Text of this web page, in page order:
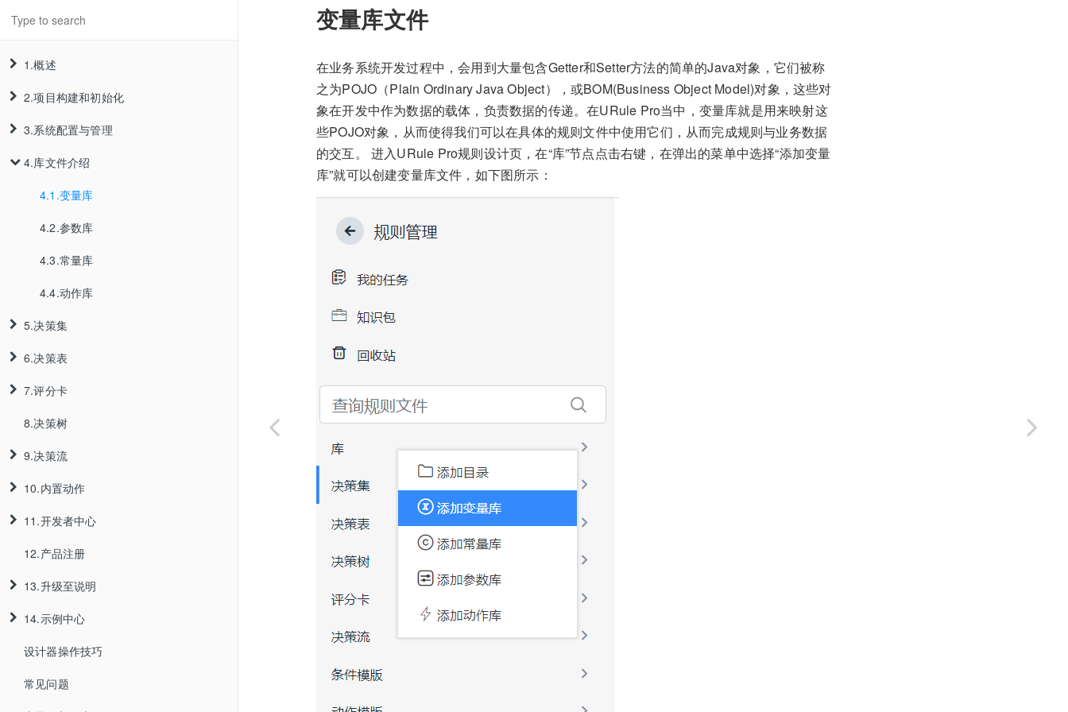
1.概述
1.1.简介
1.2.架构
1.3.运行方式
1.4.产品新特性
1.5.产品白皮书
1.6.技术资料来源
2.项目构建和初始化
2.1.项目构建
2.1.1.标准Web项目
2.1.2.基于Maven
2.1.3. 基于Spring-Boot
2.1.4.基于Docker镜像安装
2.2. 项目初始化
2.2.1.内置数据源
2.2.2.JDBC数据源
2.2.3.JNDI数据源
2.2.4.定义数据源
2.3.系统默认参数覆盖
3.系统配置与管理
3.1.注册账号
3.2.团队创建与配置
3.2.1.团队创建
3.2.2.成员邀请
3.2.3.成员角色配置
3.2.4.团队权限配置
3.2.5.团队删除
3.2.6.团队设置
3.3.项目创建
3.3.1.项目创建
3.3.2.项目删除
3.3.3.项目导出导入
3.4.国际化
3.5.密码找回
3.6.集群管理
3.7.客户端管理
3.8.Jar文件热部署
3.9.数据源配置
3.10.项目规则管理
3.10.1.项目成员添加和删除
3.10.2.项目角色配置
3.10.3.项目权限管理
3.10.4.项目设置
3.10.5.知识包管理
3.10.5.1.知识包添加
3.10.6.知识包审批
3.10.7.数据批处理
4.库文件介绍
4.1.变量库
4.2.参数库
4.3.常量库
4.4.动作库
5.决策集
5.1.普通规则
5.2.循环规则
5.3.运行模式
5.4.父规则文件
5.5.条件模版
5.6.动作模版
5.7.对科学计算的支持
5.8.对预定义值的支持
6.决策表
6.1.普通决策表
6.2.交叉决策表
7.评分卡
7.1.普通评分卡
7.2.复杂评分卡
8.决策树
9.决策流
9.1.开始节点
9.2.规则节点
9.3.知识包节点
9.4.动作节点
9.5.向导式动作节点
9.6.决策节点
9.7.分支节点
10.内置动作
10.1.当前节点
10.2.日期
10.3.字符串
10.4.数学函数
10.5.List
10.6.Map
11.开发者中心
11.1.API调用规则
11.1.1.单次调用规则
11.1.2.GeneralEntity
11.1.3.批量调用规则
11.1.4.其它API
11.2.集成模式
11.2.1.嵌入模式
11.2.2.客户端服务器模式
11.2.3.Rest服务模式
11.3.调试信息输出
11.4.项目集成
11.4.1.登录集成
11.5.集群搭建
12.产品注册
13.升级至说明
14.示例中心
14.1.全残保险金理赔案例
14.2.加油站营销活动案例
设计器操作技巧
常见问题
变量库文件
在业务系统开发过程中，会用到大量包含Getter和Setter方法的简单的Java对象，它们被称
之为POJO（Plain Ordinary Java Object），或BOM(Business Object Model)对象，这些对
象在开发中作为数据的载体，负责数据的传递。在URule Pro当中，变量库就是用来映射这
些POJO对象，从而使得我们可以在具体的规则文件中使用它们，从而完成规则与业务数据
的交互。 进入URule Pro规则设计页，在“库”节点点击右键，在弹出的菜单中选择“添加变量
库”就可以创建变量库文件，如下图所示：